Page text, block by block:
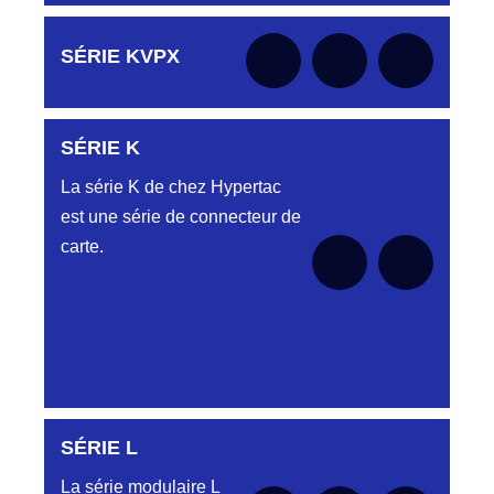
Aucune pièce disponible pour cette série pour
le moment
SÉRIE KVPX
Aucune pièce disponible pour cette série pour
SÉRIE K
La série K de chez Hypertac
est une série de connecteur de
carte.
Aucune pièce disponible pour cette série pour
SÉRIE L
La série modulaire L